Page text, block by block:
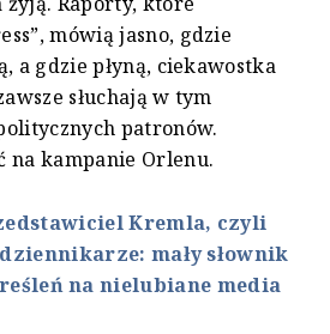
mówią jasno, gdzie
a gdzie płyną, ciekawostka
słuchają w tym
patronów.
na kampanie Orlenu.
Kremla, czyli
mały słownik
na nielubiane media